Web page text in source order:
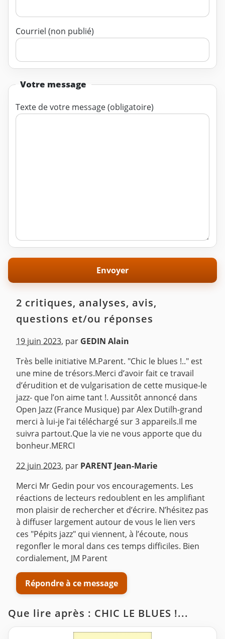
Courriel (non publié)
Votre message
Texte de votre message (obligatoire)
2 critiques, analyses, avis,
questions et/ou réponses
19 juin 2023, par GEDIN Alain
Très belle initiative M.Parent. "Chic le blues !.." est
une mine de trésors.Merci d’avoir fait ce travail
d’érudition et de vulgarisation de cette musique-le
jazz- que l’on aime tant !. Aussitôt annoncé dans
Open Jazz (France Musique) par Alex Dutilh-grand
merci à lui-je l’ai téléchargé sur 3 appareils.Il me
suivra partout.Que la vie ne vous apporte que du
bonheur.MERCI
^
22 juin 2023, par PARENT Jean-Marie
Merci Mr Gedin pour vos encouragements. Les
réactions de lecteurs redoublent en les amplifiant
mon plaisir de rechercher et d’écrire. N’hésitez pas
à diffuser largement autour de vous le lien vers
ces "Pépits jazz" qui viennent, à l’écoute, nous
regonfler le moral dans ces temps difficiles. Bien
cordialement, JM Parent
Répondre à ce message
Que lire après : CHIC LE BLUES !...